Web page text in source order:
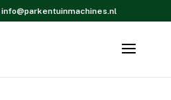
info@parkentuinmachines.nl